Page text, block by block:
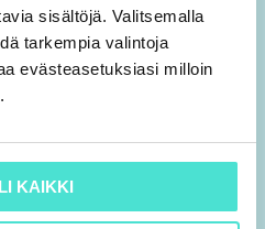
sisältöjä. Valitsemalla
tarkempia valintoja
evästeasetuksiasi milloin
KAIKKI